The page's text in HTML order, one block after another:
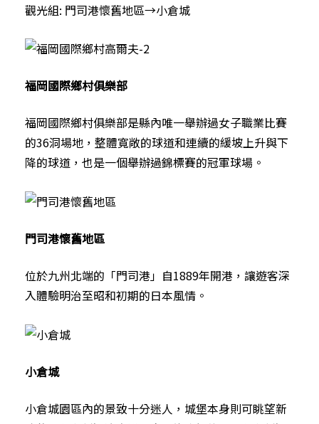
觀光組: 門司港懷舊地區→小倉城
福岡國際鄉村俱樂部
福岡國際鄉村俱樂部是縣內唯一舉辦過女子職業比賽
的36洞場地，整體寬敞的球道和連續的緩坡上升與下
降的球道，也是一個舉辦過錦標賽的冠軍球場。
門司港懷舊地區
位於九州北端的「門司港」自1889年開港，讓遊客深
入體驗明治至昭和初期的日本風情。
小倉城
小倉城園區內的景致十分迷人，城堡本身則可眺望新